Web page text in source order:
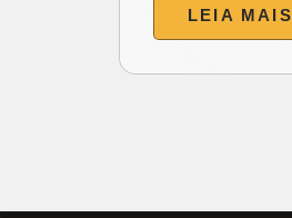
LEIA MAIS